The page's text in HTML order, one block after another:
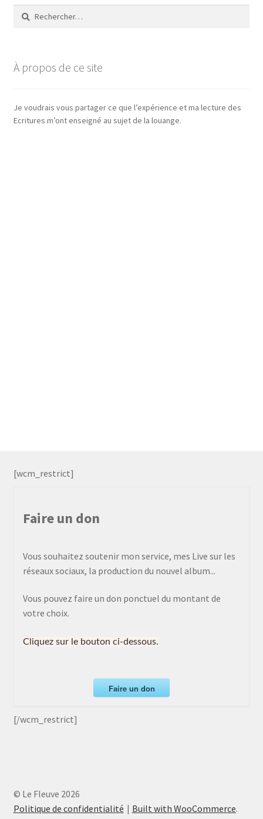
Rechercher :
À propos de ce site
Je voudrais vous partager ce que l’expérience et ma lecture des
Ecritures m’ont enseigné au sujet de la louange.
[wcm_restrict]
Faire un don
Vous souhaitez soutenir mon service, mes Live sur les
réseaux sociaux, la production du nouvel album...
Vous pouvez faire un don ponctuel du montant de
votre choix.
Cliquez sur le bouton ci-dessous.
Faire un don
[/wcm_restrict]
© Le Fleuve 2026
Politique de confidentialité
Built with WooCommerce.